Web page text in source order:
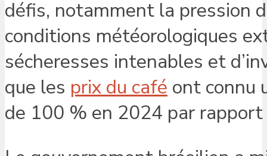
défis, notamment la pression
conditions météorologiques
sécheresses intenables et
que les prix du café ont connu
de 100 % en 2024 par rapport